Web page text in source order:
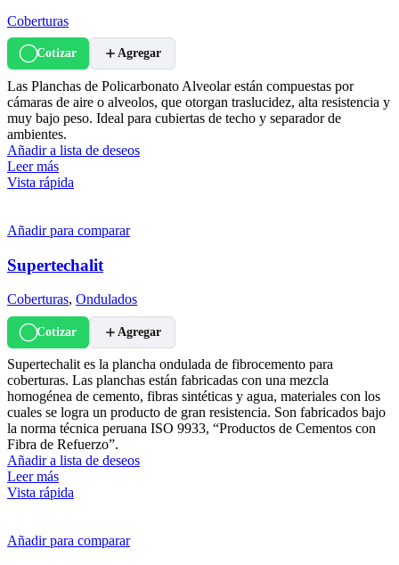
Coberturas
Cotizar Agregar
Las Planchas de Policarbonato Alveolar están compuestas por
cámaras de aire o alveolos, que otorgan traslucidez, alta resistencia y
muy bajo peso. Ideal para cubiertas de techo y separador de
ambientes.
Añadir a lista de deseos
Leer más
Vista rápida
Añadir para comparar
Supertechalit
Coberturas, Ondulados
Cotizar Agregar
Supertechalit es la plancha ondulada de fibrocemento para
coberturas. Las planchas están fabricadas con una mezcla
homogénea de cemento, fibras sintéticas y agua, materiales con los
cuales se logra un producto de gran resistencia. Son fabricados bajo
la norma técnica peruana ISO 9933, “Productos de Cementos con
Fibra de Refuerzo”.
Añadir a lista de deseos
Leer más
Vista rápida
Añadir para comparar